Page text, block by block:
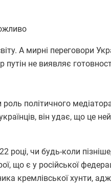
А мирні переговори
путін не виявляє
політичного
він удає, що це
році, чи будь-коли
є у російської
кремлівської хунти,